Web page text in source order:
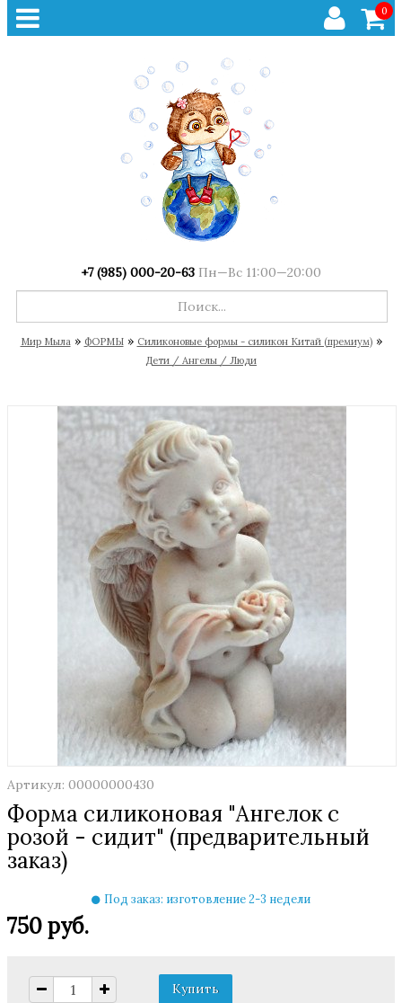
0
+7 (985) 000-20-63 Пн—Вс 11:00—20:00
Мир Мыла » ФОРМЫ » Cиликоновые формы - силикон Китай (премиум) »
Дети / Ангелы / Люди
Артикул: 00000000430
Форма силиконовая "Ангелок с
розой - сидит" (предварительный
заказ)
Под заказ: изготовление 2-3 недели
750 руб.